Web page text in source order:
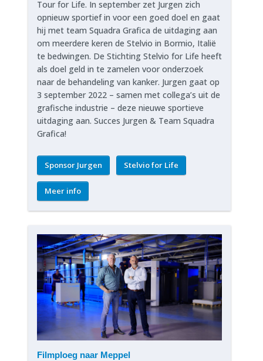
Tour for Life. In september zet Jurgen zich
opnieuw sportief in voor een goed doel en gaat
hij met team Squadra Grafica de uitdaging aan
om meerdere keren de Stelvio in Bormio, Italië
te bedwingen. De Stichting Stelvio for Life heeft
als doel geld in te zamelen voor onderzoek
naar de behandeling van kanker. Jurgen gaat op
3 september 2022 – samen met collega’s uit de
grafische industrie – deze nieuwe sportieve
uitdaging aan. Succes Jurgen & Team Squadra
Grafica!
Sponsor Jurgen Stelvio for Life
Meer info
Filmploeg naar Meppel